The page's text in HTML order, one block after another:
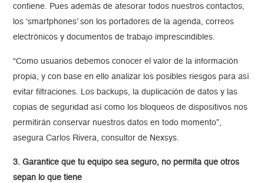
contiene. Pues además de atesorar todos nuestros contactos,
los ‘smartphones’ son los portadores de la agenda, correos
electrónicos y documentos de trabajo imprescindibles.
“Como usuarios debemos conocer el valor de la información
propia, y con base en ello analizar los posibles riesgos para así
evitar filtraciones. Los backups, la duplicación de datos y las
copias de seguridad así como los bloqueos de dispositivos nos
permitirán conservar nuestros datos en todo momento”,
asegura Carlos Rivera, consultor de Nexsys.
3. Garantice que tu equipo sea seguro, no permita que otros
sepan lo que tiene